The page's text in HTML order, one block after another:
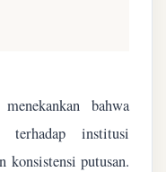
bahwa
terhadap institusi
konsistensi putusan.